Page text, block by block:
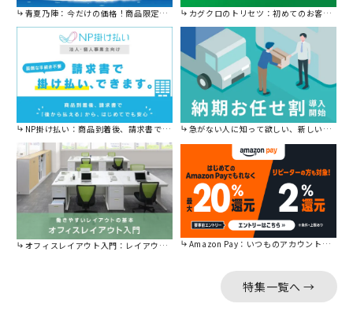
青夏乃陣：今だけの価格！商品限定セール開催中です。 カグクロのトリセツ：初めてのお客様はこちら。
NP掛け払い：商品到着後、請求書で後から払えます。 急がない人に知って欲しい、新しい割引を始めました。
オフィスレイアウト入門：レイアウトの基本をご紹介。 Amazon Pay：いつものアカウントで簡単に決済可能。
特集一覧へ →